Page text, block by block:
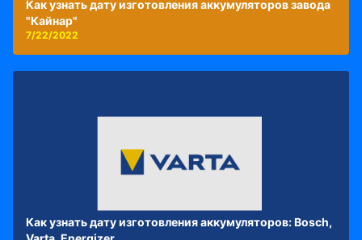
Как узнать дату изготовления аккумуляторов завода
"Кайнар"
7/22/2022
Как узнать дату изготовления аккумуляторов: Bosch,